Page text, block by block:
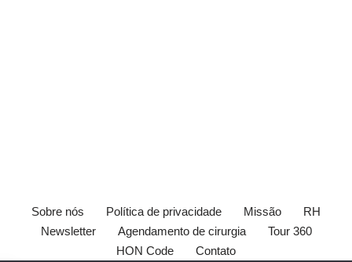
Sobre nós Política de privacidade Missão
RH
Newsletter
Agendamento de cirurgia
Tour 360
HON Code
Contato